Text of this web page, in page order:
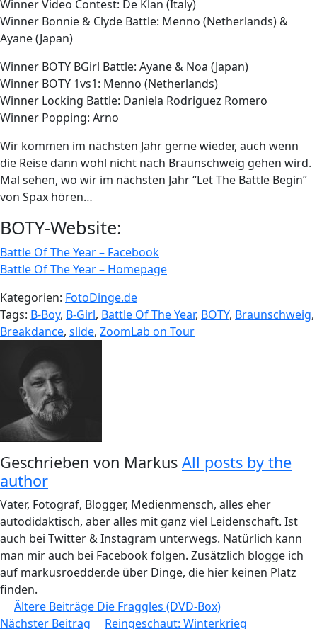
Winner Video Contest: De Klan (Italy)
Winner Bonnie & Clyde Battle: Menno (Netherlands) &
Ayane (Japan)
Winner BOTY BGirl Battle: Ayane & Noa (Japan)
Winner BOTY 1vs1: Menno (Netherlands)
Winner Locking Battle: Daniela Rodriguez Romero
Winner Popping: Arno
Wir kommen im nächsten Jahr gerne wieder, auch wenn
die Reise dann wohl nicht nach Braunschweig gehen wird.
Mal sehen, wo wir im nächsten Jahr “Let The Battle Begin”
von Spax hören…
BOTY-Website:
Battle Of The Year – Facebook
Battle Of The Year – Homepage
Kategorien: FotoDinge.de
Tags: B-Boy, B-Girl, Battle Of The Year, BOTY, Braunschweig,
Breakdance, slide, ZoomLab on Tour
Geschrieben von Markus All posts by the
author
Vater, Fotograf, Blogger, Medienmensch, alles eher
autodidaktisch, aber alles mit ganz viel Leidenschaft. Ist
auch bei Twitter & Instagram unterwegs. Natürlich kann
man mir auch bei Facebook folgen. Zusätzlich blogge ich
auf markusroedder.de über Dinge, die hier keinen Platz
finden.
Beitragsnavigation
Ältere Beiträge Die Fraggles (DVD-Box)
Nächster Beitrag
Reingeschaut: Winterkrieg